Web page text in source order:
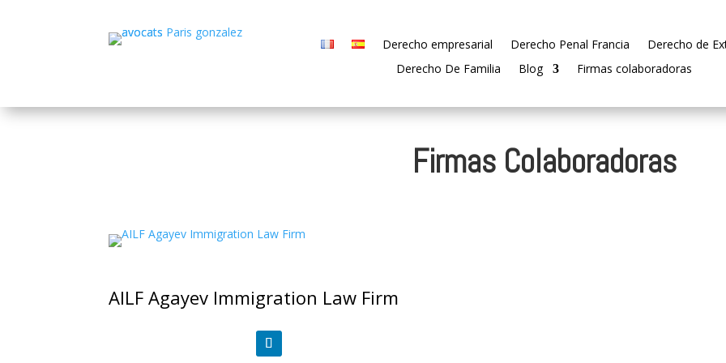
Derecho empresarial Derecho Penal Francia
Derecho de
Derecho De Familia
Blog Firmas colaboradoras
Firmas Colaboradoras
AILF Agayev Immigration Law Firm